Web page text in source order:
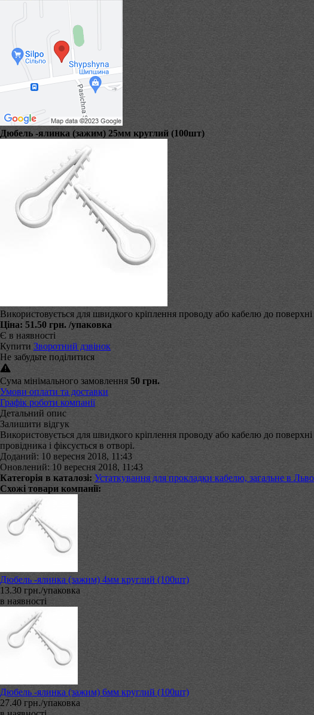
Дюбель -ялинка (зажим) 25мм круглий (100шт)
Використовується для швидкого кріплення проводу або кабелю до поверхні
Ціна: 51.50 грн./упаковка
Є в наявності
Купити Зворотний дзвінок
Не забудьте поділитися
Сума мінімального замовлення 50 грн.
Умови оплати та доставки
Графік роботи компанії
Детальний опис
Залишити відгук
Використовується для швидкого кріплення проводу або кабелю до
провідника і фіксується в отворі.
Доданий: 10 вересня 2018, 11:43
Оновлений: 10 вересня 2018, 11:43
Категорія в каталозі: Устаткування для прокладки кабелю, загальне в
Схожі товари компанії:
Дюбель -ялинка (зажим) 4мм круглий (100шт)
13.30 грн./упаковка
в наявності
Дюбель -ялинка (зажим) 6мм круглий (100шт)
27.40 грн./упаковка